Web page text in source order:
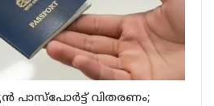
പാസ്‌പോർട്ട് വിതരണം;